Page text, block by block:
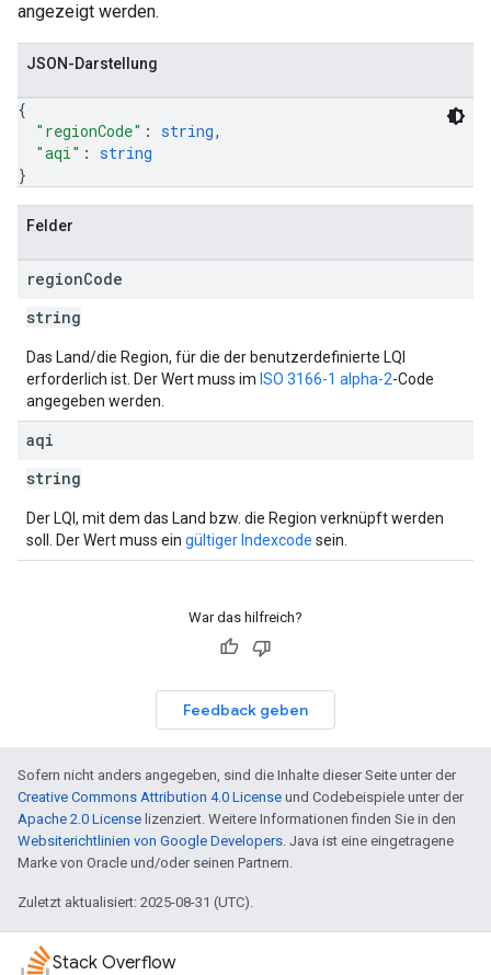
angezeigt werden.
JSON-Darstellung
{
"regionCode" : string,
"aqi" : string
}
Felder
regionCode
string
Das Land/die Region, für die der benutzerdefinierte LQI
erforderlich ist. Der Wert muss im ISO 3166-1 alpha-2-Code
angegeben werden.
aqi
string
Der LQI, mit dem das Land bzw. die Region verknüpft werden
soll. Der Wert muss ein gültiger Indexcode sein.
War das hilfreich?
Feedback geben
Sofern nicht anders angegeben, sind die Inhalte dieser Seite unter der
Creative Commons Attribution 4.0 License und Codebeispiele unter der
Apache 2.0 License lizenziert. Weitere Informationen finden Sie in den
Websiterichtlinien von Google Developers. Java ist eine eingetragene
Marke von Oracle und/oder seinen Partnern.
Zuletzt aktualisiert: 2025-08-31 (UTC).
Stack Overflow